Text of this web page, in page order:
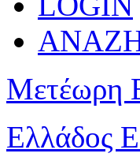
Μετέωρη
Ελλάδος